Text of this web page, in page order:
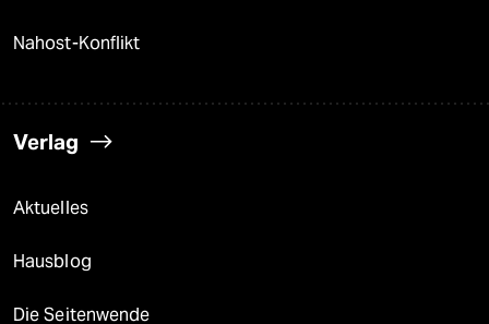
Nahost-Konflikt
Verlag
Aktuelles
Hausblog
Die Seitenwende